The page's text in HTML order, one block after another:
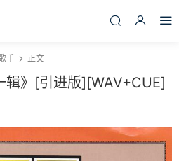
手 正文
辑》[引进版][WAV+CUE]